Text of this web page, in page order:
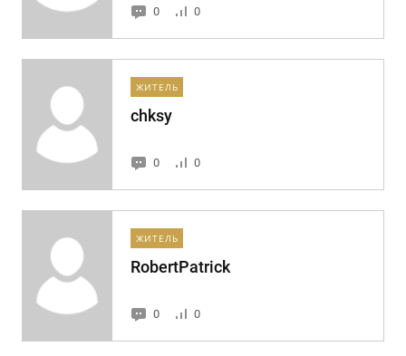
0 0
ЖИТЕЛЬ
chksy
0 0
ЖИТЕЛЬ
RobertPatrick
0 0